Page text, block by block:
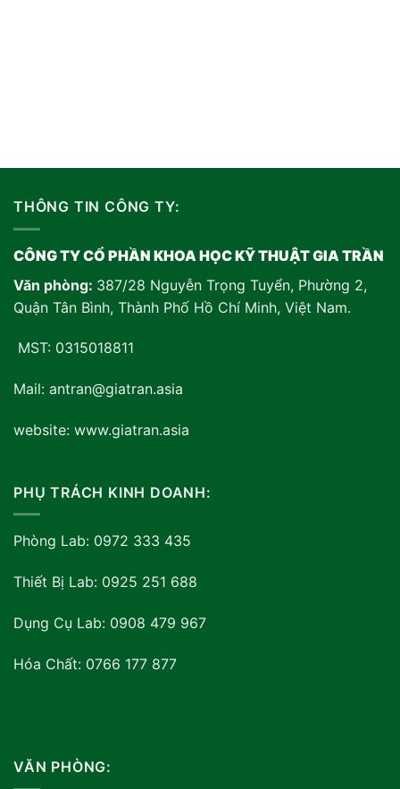
THÔNG TIN CÔNG TY:
CÔNG TY CỔ PHẦN KHOA HỌC KỸ THUẬT GIA TRẦN
Văn phòng: 387/28 Nguyễn Trọng Tuyển, Phường 2,
Quận Tân Bình, Thành Phố Hồ Chí Minh, Việt Nam.
MST: 0315018811
Mail: antran@giatran.asia
website: www.giatran.asia
PHỤ TRÁCH KINH DOANH:
Phòng Lab: 0972 333 435
Thiết Bị Lab: 0925 251 688
Dụng Cụ Lab: 0908 479 967
Hóa Chất: 0766 177 877
VĂN PHÒNG: